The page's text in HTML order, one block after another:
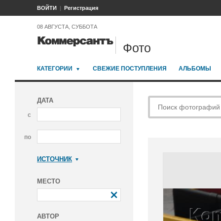
ВОЙТИ Регистрация
08 АВГУСТА, СУББОТА
Фото
КАТЕГОРИИ СВЕЖИЕ ПОСТУПЛЕНИЯ АЛЬБОМЫ
ДАТА
с
по
ИСТОЧНИК
МЕСТО
АВТОР